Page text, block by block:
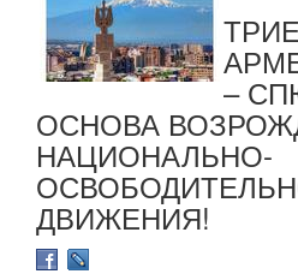
–
ОСНОВА
НАЦИОНАЛЬНО-
ДВИЖЕНИЯ!